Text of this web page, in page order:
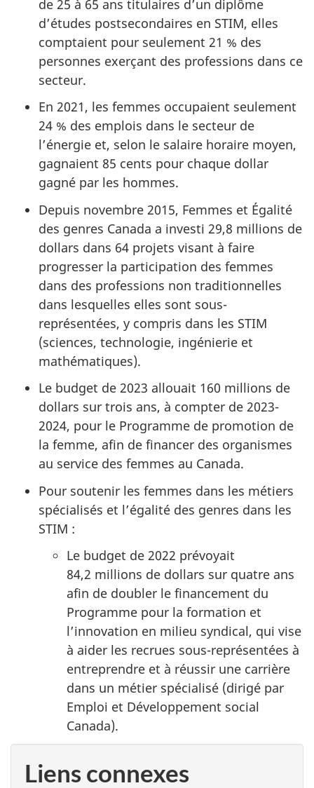
de 25 à 65 ans titulaires d’un diplôme
d’études postsecondaires en STIM, elles
comptaient pour seulement 21 % des
personnes exerçant des professions dans ce
secteur.
En 2021, les femmes occupaient seulement
24 % des emplois dans le secteur de
l’énergie et, selon le salaire horaire moyen,
gagnaient 85 cents pour chaque dollar
gagné par les hommes.
Depuis novembre 2015, Femmes et Égalité
des genres Canada a investi 29,8 millions de
dollars dans 64 projets visant à faire
progresser la participation des femmes
dans des professions non traditionnelles
dans lesquelles elles sont sous-
représentées, y compris dans les STIM
(sciences, technologie, ingénierie et
mathématiques).
Le budget de 2023 allouait 160 millions de
dollars sur trois ans, à compter de 2023-
2024, pour le Programme de promotion de
la femme, afin de financer des organismes
au service des femmes au Canada.
Pour soutenir les femmes dans les métiers
spécialisés et l’égalité des genres dans les
STIM :
Le budget de 2022 prévoyait
84,2 millions de dollars sur quatre ans
afin de doubler le financement du
Programme pour la formation et
l’innovation en milieu syndical, qui vise
à aider les recrues sous-représentées à
entreprendre et à réussir une carrière
dans un métier spécialisé (dirigé par
Emploi et Développement social
Canada).
Liens connexes